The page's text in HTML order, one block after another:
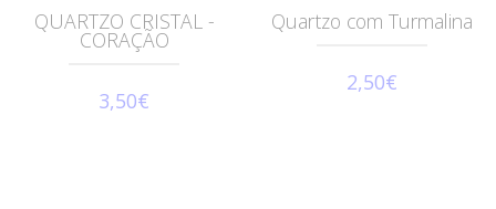
QUARTZO CRISTAL -
CORAÇÃO
3,50€
Quartzo com Turmalina
2,50€